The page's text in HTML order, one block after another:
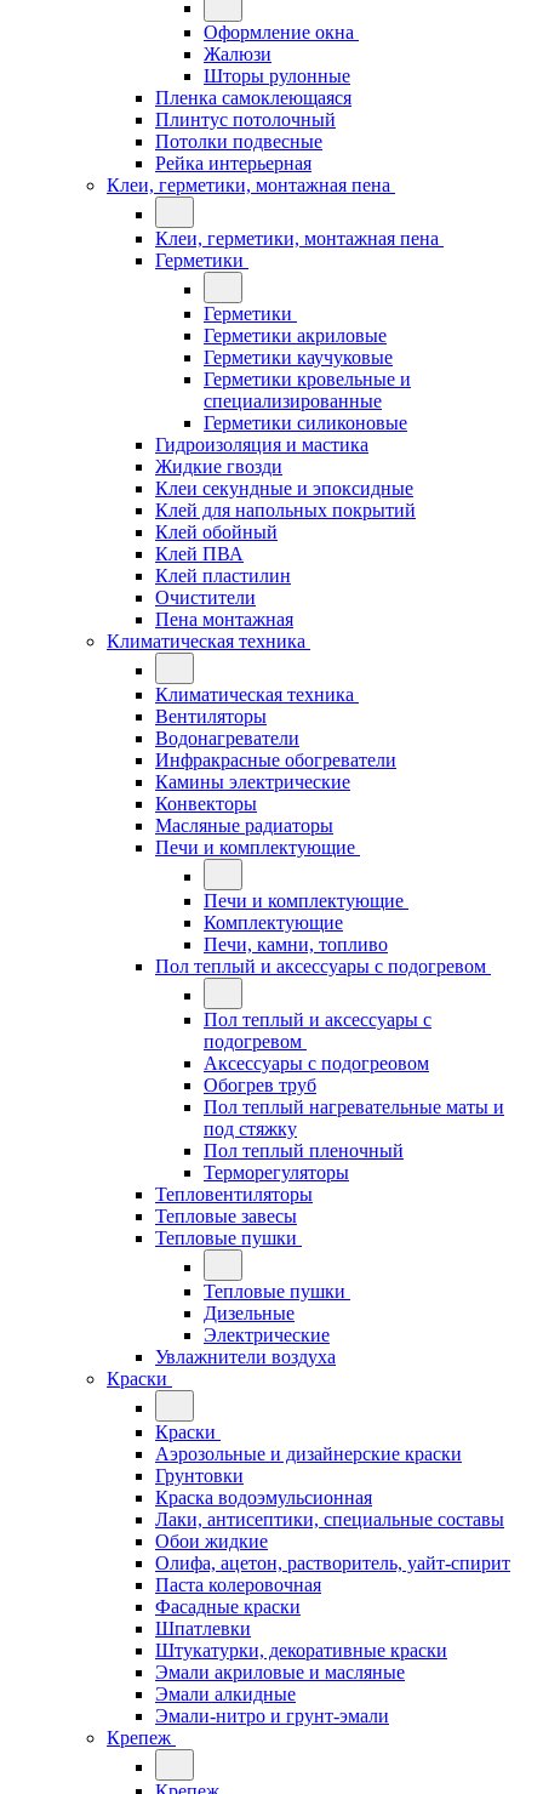
Оформление окна
Жалюзи
Шторы рулонные
Пленка самоклеющаяся
Плинтус потолочный
Потолки подвесные
Рейка интерьерная
Клеи, герметики, монтажная пена
Клеи, герметики, монтажная пена
Герметики
Герметики
Герметики акриловые
Герметики каучуковые
Герметики кровельные и
специализированные
Герметики силиконовые
Гидроизоляция и мастика
Жидкие гвозди
Клеи секундные и эпоксидные
Клей для напольных покрытий
Клей обойный
Клей ПВА
Клей пластилин
Очистители
Пена монтажная
Климатическая техника
Климатическая техника
Вентиляторы
Водонагреватели
Инфракрасные обогреватели
Камины электрические
Конвекторы
Масляные радиаторы
Печи и комплектующие
Печи и комплектующие
Комплектующие
Печи, камни, топливо
Пол теплый и аксессуары с подогревом
Пол теплый и аксессуары с
подогревом
Аксессуары с подогреовом
Обогрев труб
Пол теплый нагревательные маты и
под стяжку
Пол теплый пленочный
Терморегуляторы
Тепловентиляторы
Тепловые завесы
Тепловые пушки
Тепловые пушки
Дизельные
Электрические
Увлажнители воздуха
Краски
Краски
Аэрозольные и дизайнерские краски
Грунтовки
Краска водоэмульсионная
Лаки, антисептики, специальные составы
Обои жидкие
Олифа, ацетон, растворитель, уайт-спирит
Паста колеровочная
Фасадные краски
Шпатлевки
Штукатурки, декоративные краски
Эмали акриловые и масляные
Эмали алкидные
Эмали-нитро и грунт-эмали
Крепеж